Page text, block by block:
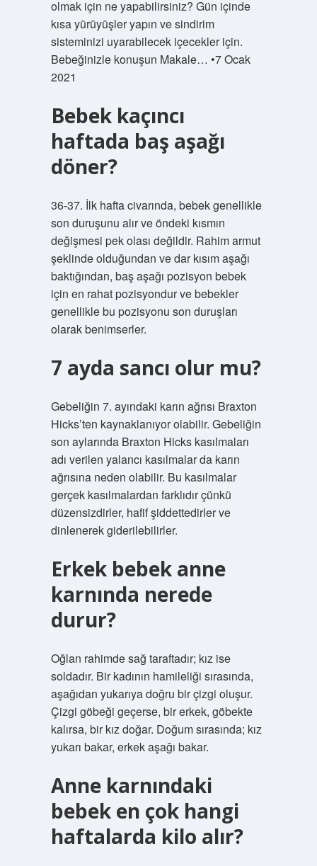
olmak için ne yapabilirsiniz? Gün içinde
kısa yürüyüşler yapın ve sindirim
sisteminizi uyarabilecek içecekler için.
Bebeğinizle konuşun Makale… •7 Ocak
2021
Bebek kaçıncı
haftada baş aşağı
döner?
36-37. İlk hafta civarında, bebek genellikle
son duruşunu alır ve öndeki kısmın
değişmesi pek olası değildir. Rahim armut
şeklinde olduğundan ve dar kısım aşağı
baktığından, baş aşağı pozisyon bebek
için en rahat pozisyondur ve bebekler
genellikle bu pozisyonu son duruşları
olarak benimserler.
7 ayda sancı olur mu?
Gebeliğin 7. ayındaki karın ağrısı Braxton
Hicks’ten kaynaklanıyor olabilir. Gebeliğin
son aylarında Braxton Hicks kasılmaları
adı verilen yalancı kasılmalar da karın
ağrısına neden olabilir. Bu kasılmalar
gerçek kasılmalardan farklıdır çünkü
düzensizdirler, hafif şiddettedirler ve
dinlenerek giderilebilirler.
Erkek bebek anne
karnında nerede
durur?
Oğlan rahimde sağ taraftadır; kız ise
soldadır. Bir kadının hamileliği sırasında,
aşağıdan yukarıya doğru bir çizgi oluşur.
Çizgi göbeği geçerse, bir erkek, göbekte
kalırsa, bir kız doğar. Doğum sırasında; kız
yukarı bakar, erkek aşağı bakar.
Anne karnındaki
bebek en çok hangi
haftalarda kilo alır?